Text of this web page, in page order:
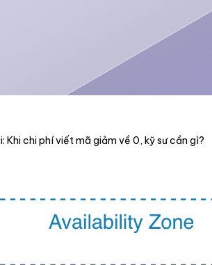
Khi chi phí viết mã giảm về 0, kỹ sư cần gì?